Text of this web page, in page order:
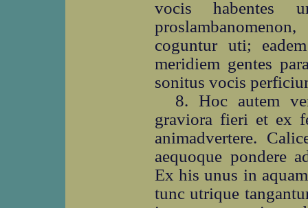
vocis habentes
coguntur uti;
meridiem gentes
sonitus vocis
8. Hoc autem
graviora fieri et ex
animadvertere.
aequoque pondere
Ex his unus in
tunc utrique